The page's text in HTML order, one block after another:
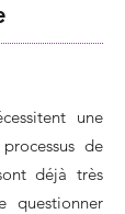
une
de
déjà très
questionner